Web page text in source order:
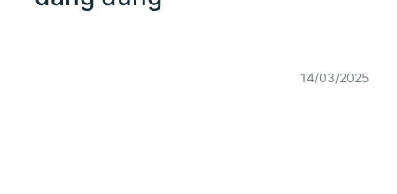
14/03/2025